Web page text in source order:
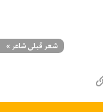
شعر قبلی شاعر»